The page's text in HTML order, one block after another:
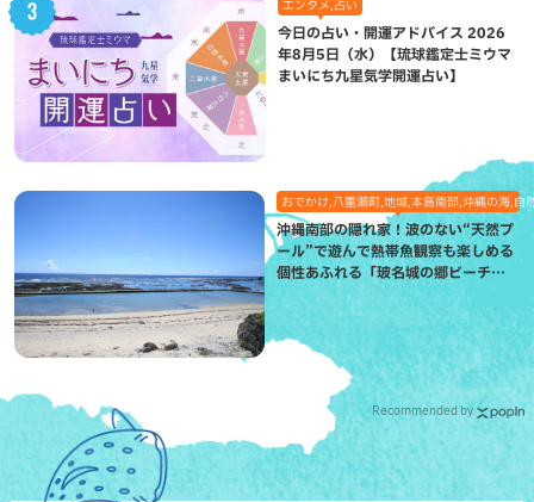
エンタメ,占い
今日の占い・開運アドバイス 2026
年8月5日（水）【琉球鑑定士ミウマ
まいにち九星気学開運占い】
おでかけ,八重瀬町,地域,本島南部,沖縄の海,自
沖縄南部の隠れ家！波のない“天然プ
ール”で遊んで熱帯魚観察も楽しめる
個性あふれる「玻名城の郷ビーチ」
（八重瀬町）
Recommended by